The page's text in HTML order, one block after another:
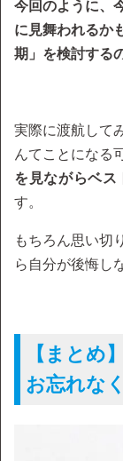
今回のように、
に見舞われるか
期」を検討する
実際に渡航して
んてことになる
を見ながらベス
す。
もちろん思い切
ら自分が後悔し
【まとめ
お忘れな